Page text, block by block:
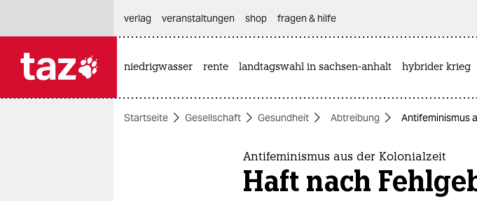
themen
verlag
veranstaltungen shop fragen & hilfe
niedrigwasser rente landtagswahl in sachsen-anhalt hybrider krieg
Startseite Gesellschaft Gesundheit Abtreibung Antifeminismus
Antifeminismus aus der Kolonialzeit
Haft nach